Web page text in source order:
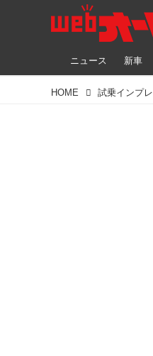
ニュース 新車
HOME 試乗インプレ